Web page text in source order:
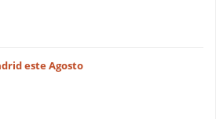
este Agosto